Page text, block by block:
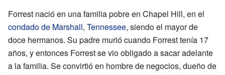
Forrest nació en una familia pobre en Chapel Hill, en el
condado de Marshall, Tennessee, siendo el mayor de
doce hermanos. Su padre murió cuando Forrest tenía 17
años, y entonces Forrest se vio obligado a sacar adelante
a la familia. Se convirtió en hombre de negocios, dueño de